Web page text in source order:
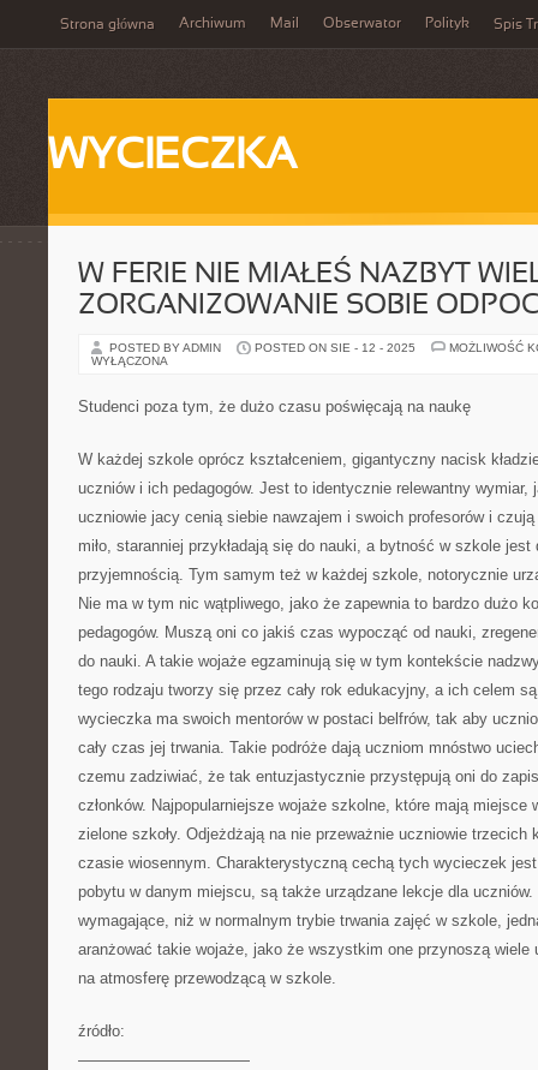
Strona główna Archiwum Mail Obserwator Polityk Spis
WYCIECZKA
W FERIE NIE MIAŁEŚ NAZBYT
ZORGANIZOWANIE SOBIE
POSTED BY ADMIN POSTED ON SIE - 12 - 2025
MOŻLIWOŚĆ
WYŁĄCZONA
Studenci poza tym, że dużo czasu poświęcają na naukę
W każdej szkole oprócz kształceniem, gigantyczny nacisk
uczniów i ich pedagogów. Jest to identycznie relewantny wymiar,
uczniowie jacy cenią siebie nawzajem i swoich profesorów i
miło, staranniej przykładają się do nauki, a bytność w szkole jest
przyjemnością. Tym samym też w każdej szkole, notorycznie
Nie ma w tym nic wątpliwego, jako że zapewnia to bardzo dużo
pedagogów. Muszą oni co jakiś czas wypocząć od nauki,
do nauki. A takie wojaże egzaminują się w tym kontekście
tego rodzaju tworzy się przez cały rok edukacyjny, a ich celem
wycieczka ma swoich mentorów w postaci belfrów, tak aby
cały czas jej trwania. Takie podróże dają uczniom mnóstwo
czemu zadziwiać, że tak entuzjastycznie przystępują oni do
członków. Najpopularniejsze wojaże szkolne, które mają miejsce
zielone szkoły. Odjeżdżają na nie przeważnie uczniowie trzecich
czasie wiosennym. Charakterystyczną cechą tych wycieczek
pobytu w danym miejscu, są także urządzane lekcje dla
wymagające, niż w normalnym trybie trwania zajęć w szkole,
aranżować takie wojaże, jako że wszystkim one przynoszą wiele
na atmosferę przewodzącą w szkole.
źródło:
———————————